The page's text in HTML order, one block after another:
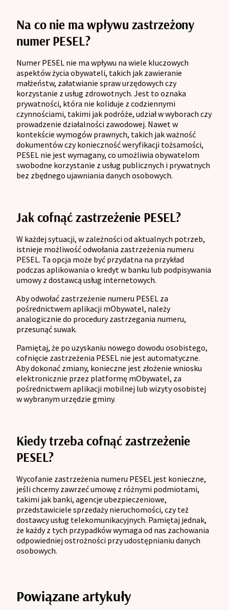
Na co nie ma wpływu zastrzeżony
numer PESEL?
Numer PESEL nie ma wpływu na wiele kluczowych
aspektów życia obywateli, takich jak zawieranie
małżeństw, załatwianie spraw urzędowych czy
korzystanie z usług zdrowotnych. Jest to oznaka
prywatności, która nie koliduje z codziennymi
czynnościami, takimi jak podróże, udział w wyborach czy
prowadzenie działalności zawodowej. Nawet w
kontekście wymogów prawnych, takich jak ważność
dokumentów czy konieczność weryfikacji tożsamości,
PESEL nie jest wymagany, co umożliwia obywatelom
swobodne korzystanie z usług publicznych i prywatnych
bez zbędnego ujawniania danych osobowych.
Jak cofnąć zastrzeżenie PESEL?
W każdej sytuacji, w zależności od aktualnych potrzeb,
istnieje możliwość odwołania zastrzeżenia numeru
PESEL. Ta opcja może być przydatna na przykład
podczas aplikowania o kredyt w banku lub podpisywania
umowy z dostawcą usług internetowych.
Aby odwołać zastrzeżenie numeru PESEL za
pośrednictwem aplikacji mObywatel, należy
analogicznie do procedury zastrzegania numeru,
przesunąć suwak.
Pamiętaj, że po uzyskaniu nowego dowodu osobistego,
cofnięcie zastrzeżenia PESEL nie jest automatyczne.
Aby dokonać zmiany, konieczne jest złożenie wniosku
elektronicznie przez platformę mObywatel, za
pośrednictwem aplikacji mobilnej lub wizyty osobistej
w wybranym urzędzie gminy.
Kiedy trzeba cofnąć zastrzeżenie
PESEL?
Wycofanie zastrzeżenia numeru PESEL jest konieczne,
jeśli chcemy zawrzeć umowę z różnymi podmiotami,
takimi jak banki, agencje ubezpieczeniowe,
przedstawiciele sprzedaży nieruchomości, czy też
dostawcy usług telekomunikacyjnych. Pamiętaj jednak,
że każdy z tych przypadków wymaga od nas zachowania
odpowiedniej ostrożności przy udostępnianiu danych
osobowych.
Powiązane artykuły